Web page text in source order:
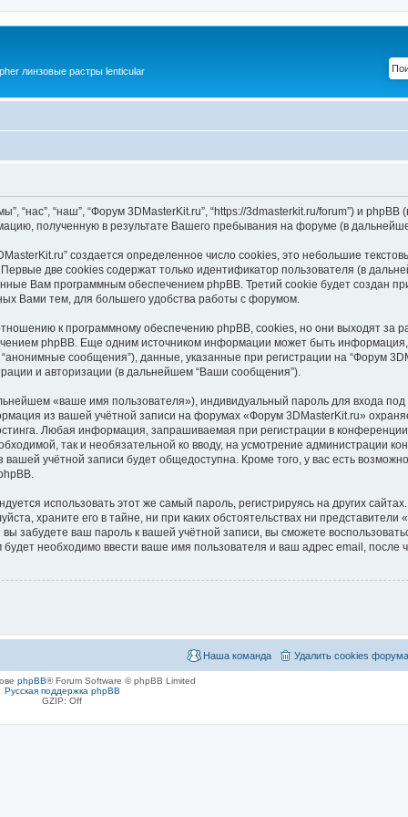
линзовые растры lenticular
“наш”, “Форум 3DMasterKit.ru”, “https://3dmasterkit.ru/forum”) и phpBB
полученную в результате Вашего пребывания на форуме (в
создается определенное число cookies, это небольшие
две cookies содержат только идентификатор пользователя (в
Вам программным обеспечением phpBB. Третий cookie будет создан
Вами тем, для большего удобства работы с форумом.
к программному обеспечению phpBB, cookies, но они выходят за
phpBB. Еще одним источником информации может быть
сообщения”), данные, указанные при регистрации на “Форум
и авторизации (в дальнейшем “Ваши сообщения”).
«ваше имя пользователя»), индивидуальный пароль для входа
из вашей учётной записи на форумах «Форум 3DMasterKit.ru»
Любая информация, запрашиваемая при регистрации в
так и необязательной ко вводу, на усмотрение администрации
учётной записи будет общедоступна. Кроме того, у вас есть
использовать этот же самый пароль, регистрируясь на других
храните его в тайне, ни при каких обстоятельствах ни представители
забудете ваш пароль к вашей учётной записи, вы сможете
необходимо ввести ваше имя пользователя и ваш адрес email, после
Удалить cookies форума
Наша команда
phpBB® Forum Software © phpBB Limited
Русская поддержка phpBB
GZIP: Off